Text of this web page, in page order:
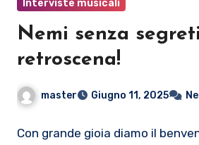
Interviste musicali
Nemi senza
retroscena!
master Giugno 11, 2025
Con grande gioia diamo il